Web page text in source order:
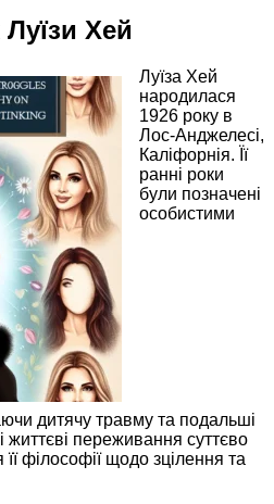
Хей
Луїза Хей
народилася
1926 року в
Лос-Анджелесі,
Каліфорнія. Її
ранні роки
були позначені
особистими
дитячу травму та подальші
життєві переживання суттєво
філософії щодо зцілення та